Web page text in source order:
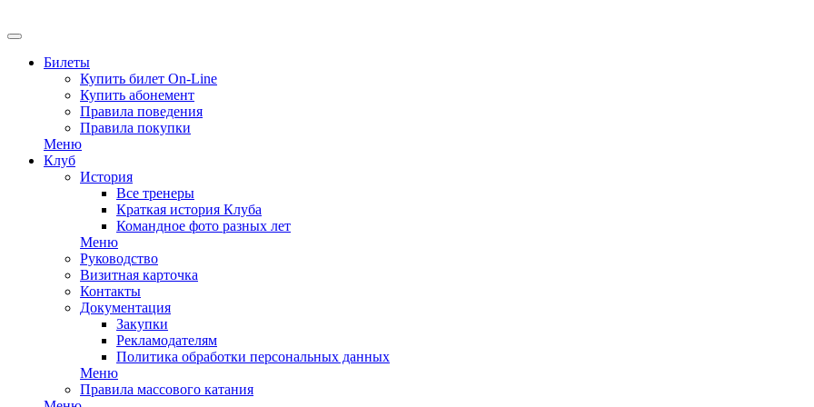
Билеты
Купить билет On-Line
Купить абонемент
Правила поведения
Правила покупки
Меню
Клуб
История
Все тренеры
Краткая история Клуба
Командное фото разных лет
Меню
Руководство
Визитная карточка
Контакты
Документация
Закупки
Рекламодателям
Политика обработки персональных данных
Меню
Правила массового катания